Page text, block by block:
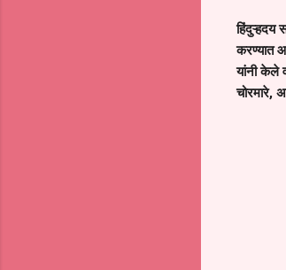
हिंदुऱ्हदय
करण्यात
यांनी केले
चोरमारे,